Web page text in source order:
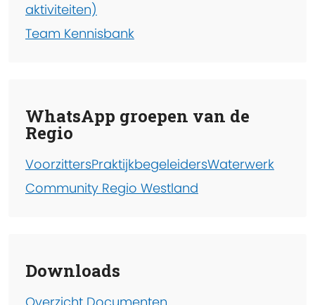
aktiviteiten)
Team Kennisbank
WhatsApp groepen van de
Regio
VoorzittersPraktijkbegeleidersWaterwerk
Community Regio Westland
Downloads